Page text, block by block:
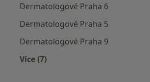
Dermatologové Praha 6
Dermatologové Praha 5
Dermatologové Praha 9
Více (7)